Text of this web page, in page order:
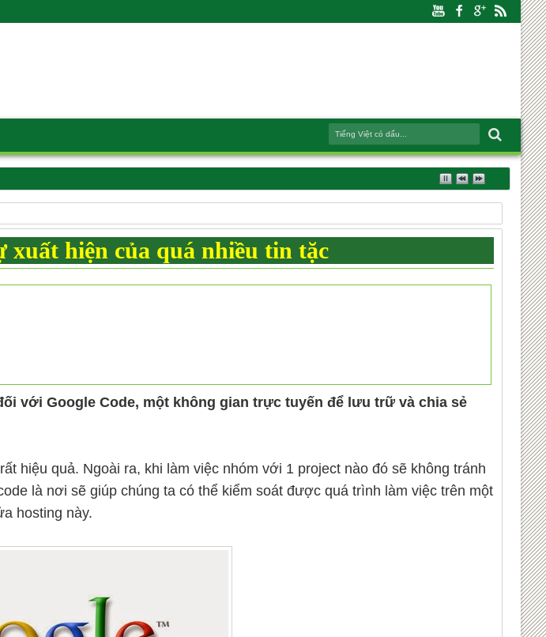
xuất hiện của quá nhiều tin tặc
với Google Code, một không gian trực tuyến để lưu trữ và chia sẻ
hiệu quả. Ngoài ra, khi làm việc nhóm với 1 project nào đó sẽ không tránh
là nơi sẽ giúp chúng ta có thể kiểm soát được quá trình làm việc trên một
hosting này.